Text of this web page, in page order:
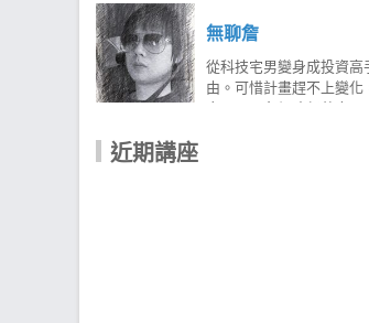
無聊詹
從科技宅男變身成投資
由。可惜計畫趕不上變
家，是一名網路部落客
碧法則」為基底，搭配
近期講座